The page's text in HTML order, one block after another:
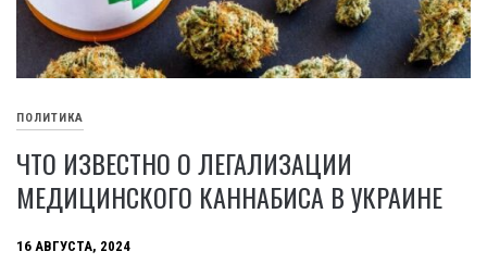
ПОЛИТИКА
ЧТО ИЗВЕСТНО О ЛЕГАЛИЗАЦИИ
МЕДИЦИНСКОГО КАННАБИСА В УКРАИНЕ
16 АВГУСТА, 2024